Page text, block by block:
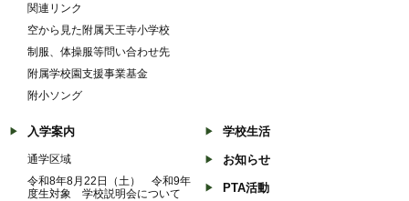
関連リンク
空から見た附属天王寺小学校
制服、体操服等問い合わせ先
附属学校園支援事業基金
附小ソング
入学案内
通学区域
令和8年8月22日（土） 令和9年
度生対象 学校説明会について
学校生活
お知らせ
PTA活動